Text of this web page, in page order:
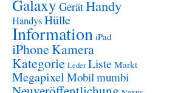
Galaxy GerätHandy
HandysHülle
Information iPad
iPhoneKamera
Kategorie Leder Liste Markt
Megapixel Mobilmumbi